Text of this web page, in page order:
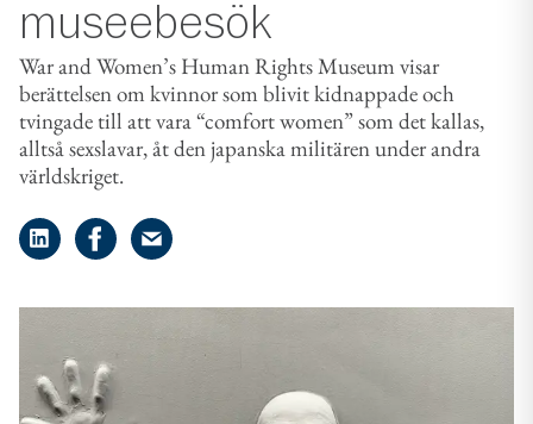
museebesök
War and Women’s Human Rights Museum visar
berättelsen om kvinnor som blivit kidnappade och
tvingade till att vara “comfort women” som det kallas,
alltså sexslavar, åt den japanska militären under andra
världskriget.
Dela på LinkedIn
Dela på Facebook
Dela på e-post